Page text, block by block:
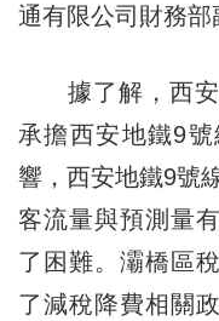
通有限公司財務部
據了解，西安
承擔西安地鐵9
響，西安地鐵9號
客流量與預測量
了困難。灞橋區
了減稅降費相關